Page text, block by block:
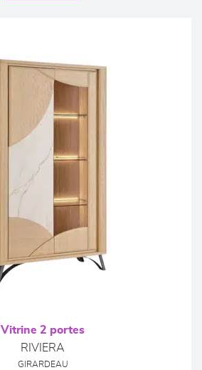
Vitrine 2 portes
RIVIERA
GIRARDEAU